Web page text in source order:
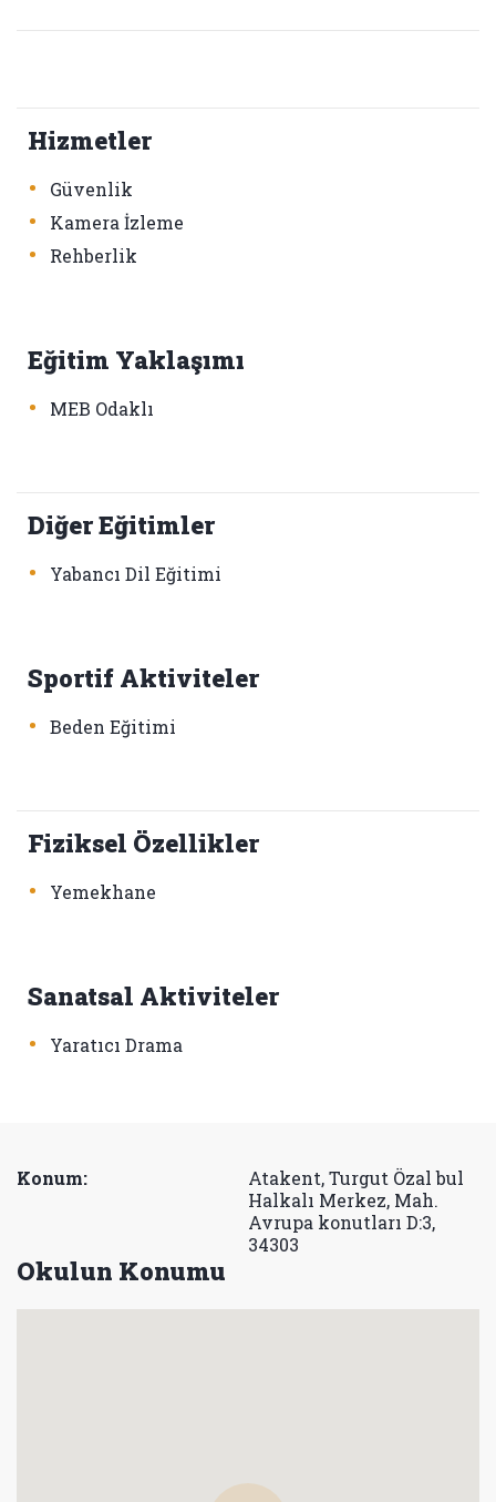
Hizmetler
• Güvenlik
• Kamera İzleme
• Rehberlik
Eğitim Yaklaşımı
• MEB Odaklı
Diğer Eğitimler
• Yabancı Dil Eğitimi
Sportif Aktiviteler
• Beden Eğitimi
Fiziksel Özellikler
• Yemekhane
Sanatsal Aktiviteler
• Yaratıcı Drama
Konum:
Atakent, Turgut Özal bul
Halkalı Merkez, Mah.
Avrupa konutları D:3,
34303
Okulun Konumu